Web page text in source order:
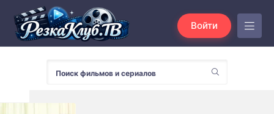
Войти